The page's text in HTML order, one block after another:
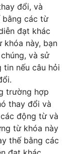
đổi, và
bằng các từ
đạt khác
này, bạn
và sử
tin nếu câu hỏi
trường hợp
thay đổi và
động từ và
từ khóa này
thế bằng các